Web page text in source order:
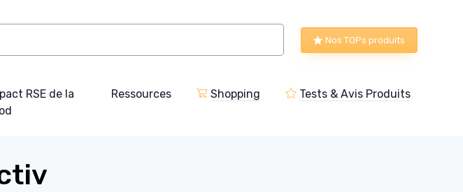
Nos TOPs produits
RSE de la
Ressources Shopping Tests & Avis Produits